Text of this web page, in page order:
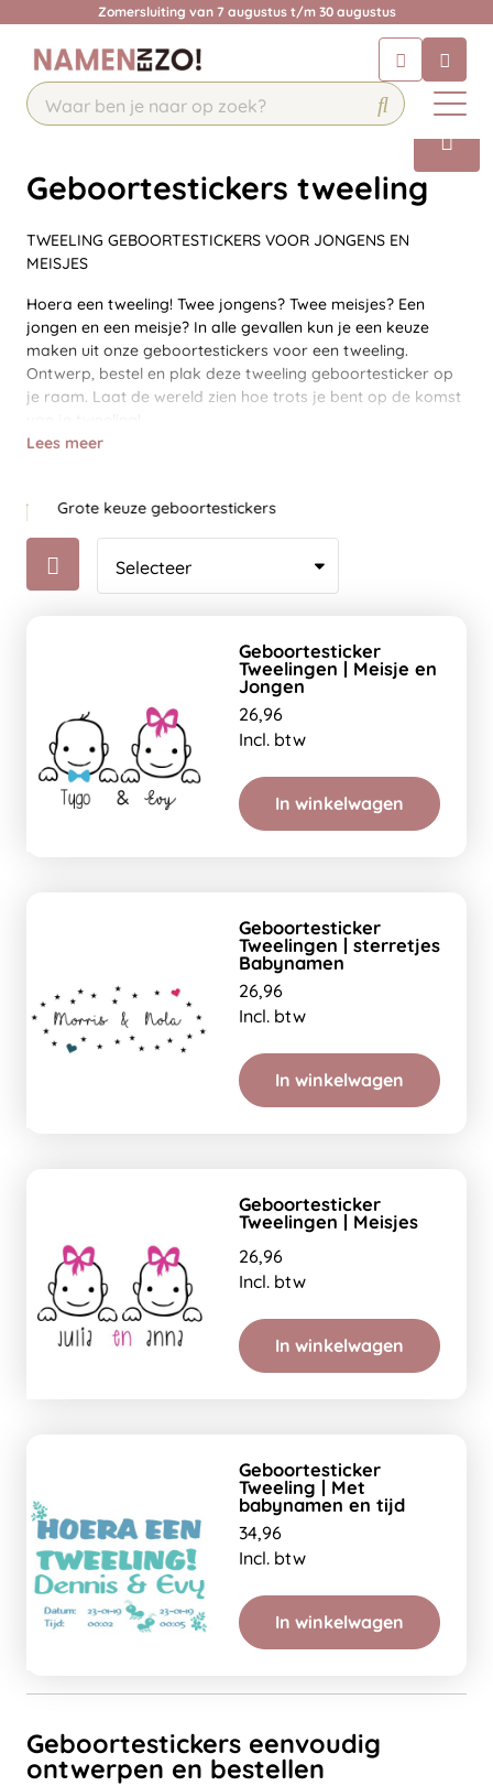
Zomersluiting van 7 augustus t/m 30 augustus
Chat 24/7 met onze chatbot voor
hulp
Contact
Geboortestickers tweeling
TWEELING GEBOORTESTICKERS VOOR JONGENS EN
MEISJES
Hoera een tweeling! Twee jongens? Twee meisjes? Een
jongen en een meisje? In alle gevallen kun je een keuze
maken uit onze geboortestickers voor een tweeling.
Ontwerp, bestel en plak deze tweeling geboortesticker op
je raam. Laat de wereld zien hoe trots je bent op de komst
Lees meer
Grote keuze geboortestickers
Geboortesticker
Tweelingen | Meisje en
Jongen
26,96
Incl. btw
In winkelwagen
Geboortesticker
Tweelingen | sterretjes
Babynamen
26,96
Incl. btw
In winkelwagen
Geboortesticker
Tweelingen | Meisjes
26,96
Incl. btw
In winkelwagen
Geboortesticker
Tweeling | Met
babynamen en tijd
34,96
Incl. btw
In winkelwagen
Geboortestickers eenvoudig
ontwerpen en bestellen